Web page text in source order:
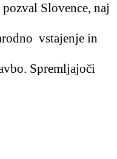
Slovence, naj
vstajenje in
Spremljajoči